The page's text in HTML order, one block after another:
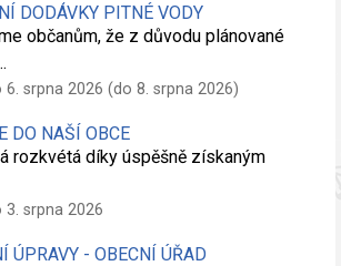
DODÁVKY PITNÉ VODY
občanům, že z důvodu plánované
6. srpna 2026 (do 8. srpna 2026)
DO NAŠÍ OBCE
rozkvétá díky úspěšně získaným
3. srpna 2026
ÚPRAVY - OBECNÍ ÚŘAD